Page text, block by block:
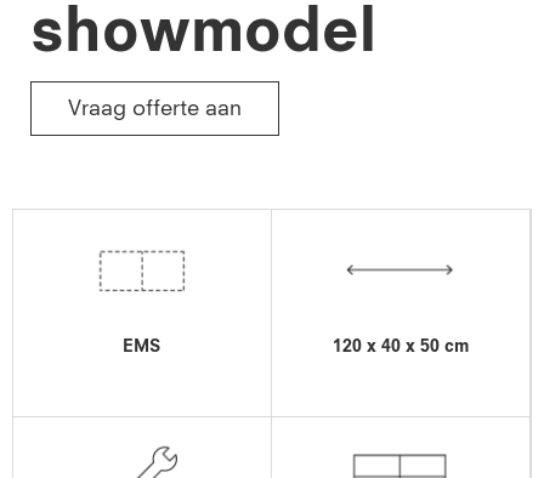
showmodel
Vraag offerte aan
EMS 120 x 40 x 50 cm